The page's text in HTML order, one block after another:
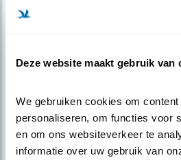
Deze website maakt gebruik van
We gebruiken cookies om
personaliseren, om functies voor
en om ons websiteverkeer te
informatie over uw gebruik van
Meld je aan en ontvang nieuws,
over vogels en activiteiten van